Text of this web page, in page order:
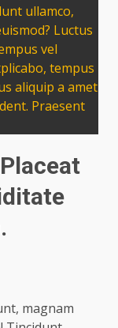
ullamco,
Luctus
vel
tempus
aliquip a amet
Praesent
magnam